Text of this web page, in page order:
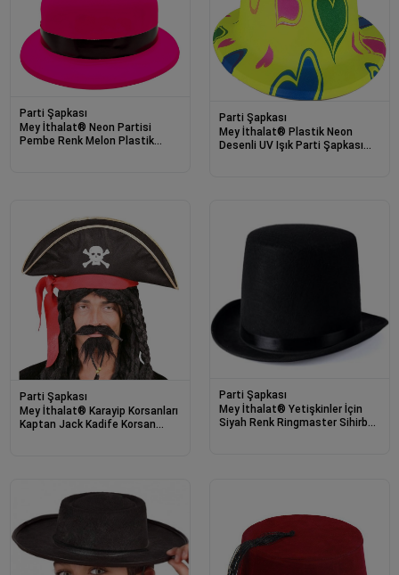
Parti Şapkası
Mey İthalat® Neon Partisi
Pembe Renk Melon Plastik
Parti Şapkası
Mey İthalat® Plastik Neon
Desenli UV Işık Parti Şapkası
Parti Şapkası
Mey İthalat® Karayip Korsanları
Kaptan Jack Kadife Korsan
Parti Şapkası
Mey İthalat® Yetişkinler İçin
Siyah Renk Ringmaster Sihirbaz